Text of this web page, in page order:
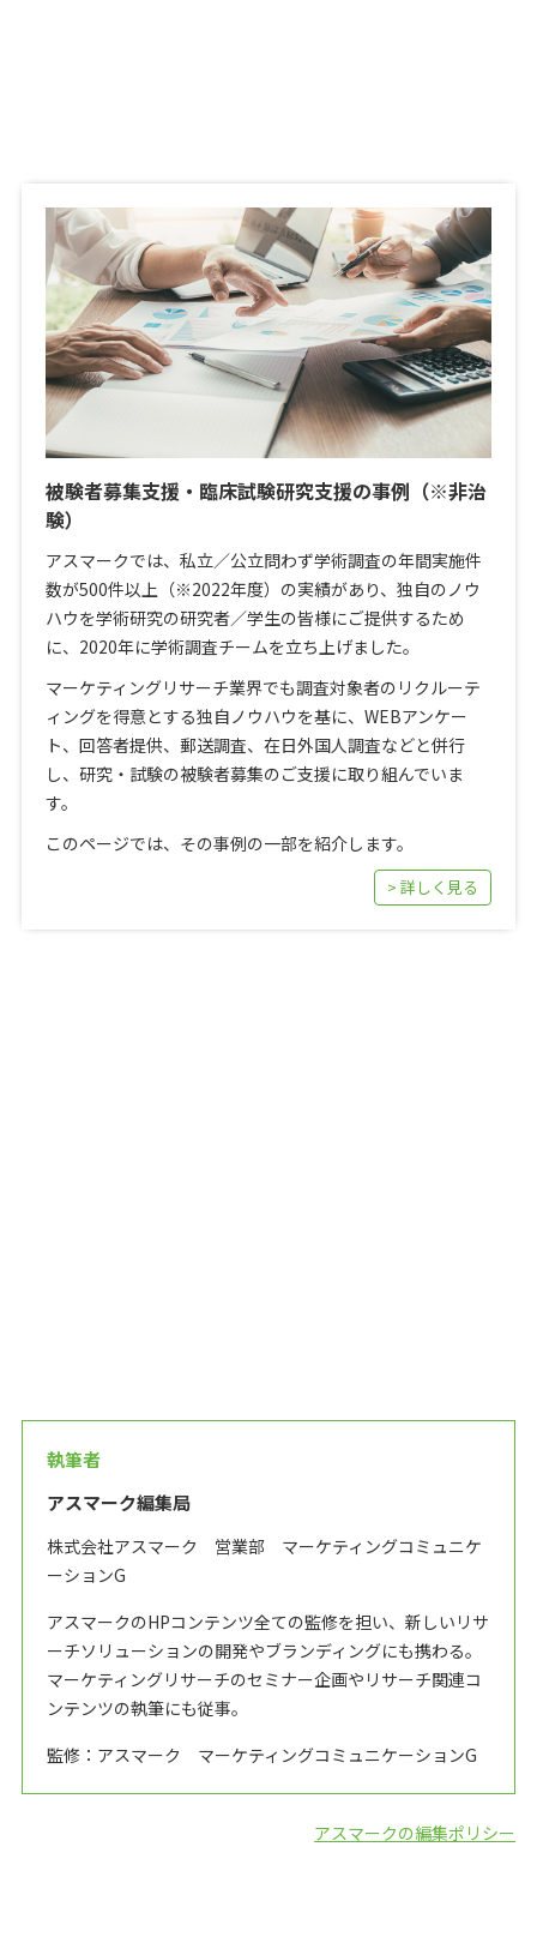
被験者募集支援・臨床試験研究支援の事例（※非治
験）
アスマークでは、私立／公立問わず学術調査の年間実施件
数が500件以上（※2022年度）の実績があり、独自のノウ
ハウを学術研究の研究者／学生の皆様にご提供するため
に、2020年に学術調査チームを立ち上げました。
マーケティングリサーチ業界でも調査対象者のリクルーテ
ィングを得意とする独自ノウハウを基に、WEBアンケー
ト、回答者提供、郵送調査、在日外国人調査などと併行
し、研究・試験の被験者募集のご支援に取り組んでいま
す。
このページでは、その事例の一部を紹介します。
> 詳しく見る
執筆者
アスマーク編集局
株式会社アスマーク 営業部 マーケティングコミュニケ
ーションG
アスマークのHPコンテンツ全ての監修を担い、新しいリサ
ーチソリューションの開発やブランディングにも携わる。
マーケティングリサーチのセミナー企画やリサーチ関連コ
ンテンツの執筆にも従事。
監修：アスマーク マーケティングコミュニケーションG
アスマークの編集ポリシー